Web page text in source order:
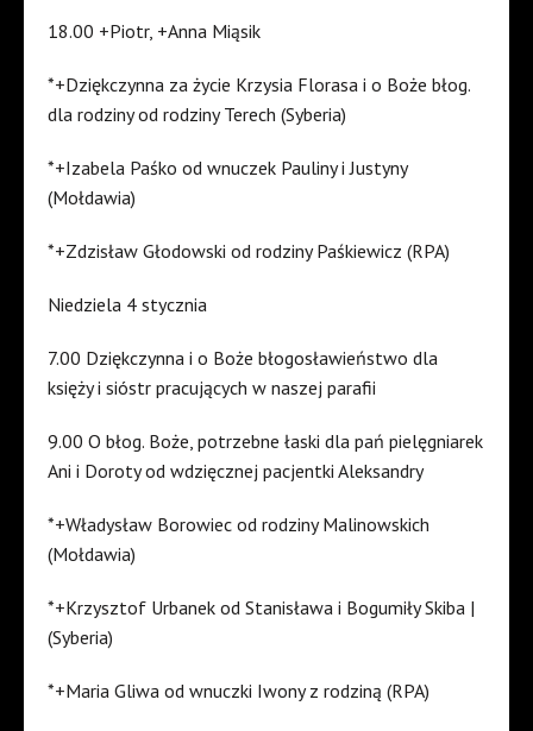
18.00 +Piotr, +Anna Miąsik
*+Dziękczynna za życie Krzysia Florasa i o Boże błog.
dla rodziny od rodziny Terech (Syberia)
*+Izabela Paśko od wnuczek Pauliny i Justyny
(Mołdawia)
*+Zdzisław Głodowski od rodziny Paśkiewicz (RPA)
Niedziela 4 stycznia
7.00 Dziękczynna i o Boże błogosławieństwo dla
księży i sióstr pracujących w naszej parafii
9.00 O błog. Boże, potrzebne łaski dla pań pielęgniarek
Ani i Doroty od wdzięcznej pacjentki Aleksandry
*+Władysław Borowiec od rodziny Malinowskich
(Mołdawia)
*+Krzysztof Urbanek od Stanisława i Bogumiły Skiba |
(Syberia)
*+Maria Gliwa od wnuczki Iwony z rodziną (RPA)